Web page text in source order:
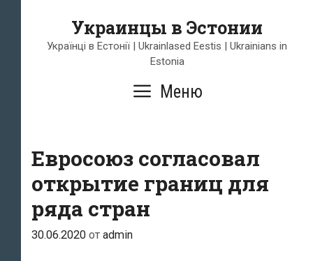
содержимому
Украинцы в Эстонии
Українці в Естонії | Ukrainlased Eestis | Ukrainians in
Estonia
Меню
Евросоюз согласовал
открытие границ для
ряда стран
30.06.2020 от admin